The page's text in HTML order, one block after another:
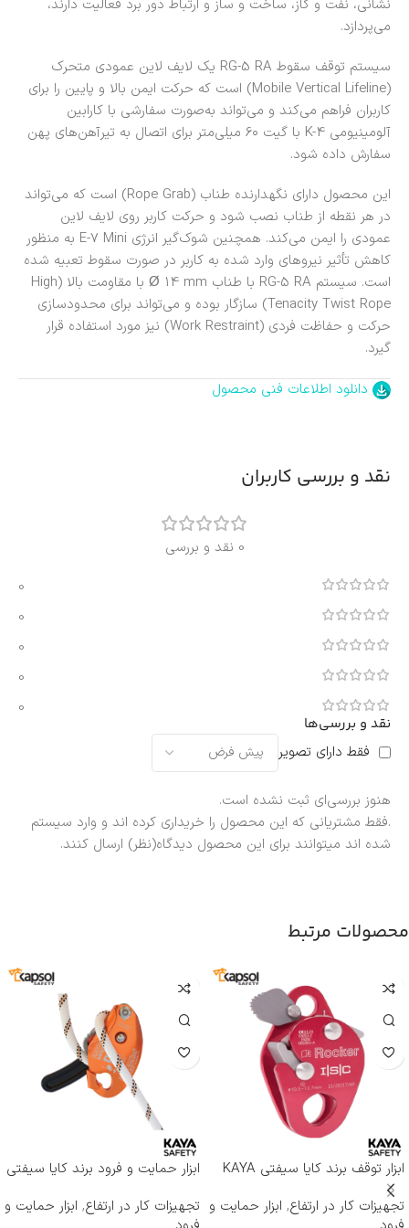
نشانی، نفت و گاز، ساخت و ساز و ارتباط دور برد فعالیت دارند،
می‌پردازد.
سیستم توقف سقوط RG-5 RA یک لایف لاین عمودی متحرک
(Mobile Vertical Lifeline) است که حرکت ایمن بالا و پایین را برای
کاربران فراهم می‌کند و می‌تواند به‌صورت سفارشی با کارابین
آلومینیومی K-4 با گیت ۶۰ میلی‌متر برای اتصال به تیرآهن‌های پهن
سفارش داده شود.
این محصول دارای نگهدارنده طناب (Rope Grab) است که می‌تواند
در هر نقطه از طناب نصب شود و حرکت کاربر روی لایف لاین
عمودی را ایمن می‌کند. همچنین شوک‌گیر انرژی E-7 Mini به منظور
کاهش تأثیر نیروهای وارد شده به کاربر در صورت سقوط تعبیه شده
است. سیستم RG-5 RA با طناب Ø 14 mm با مقاومت بالا (High
Tenacity Twist Rope) سازگار بوده و می‌تواند برای محدودسازی
حرکت و حفاظت فردی (Work Restraint) نیز مورد استفاده قرار
گیرد.
دانلود اطلاعات فنی محصول
نقد و بررسی کاربران
0 نقد و بررسی
0
0
0
0
0
نقد و بررسی‌ها
فقط دارای تصویر
هنوز بررسی‌ای ثبت نشده است.
.فقط مشتریانی که این محصول را خریداری کرده اند و وارد سیستم
شده اند میتوانند برای این محصول دیدگاه(نظر) ارسال کنند.
محصولات مرتبط
ابزار توقف برند کایا سیفتی KAYA
SAFETY مدل RP-500 ROCKER
تجهیزات کار در ارتفاع, ابزار حمایت و
ابزار حمایت و فرود برند کایا سیفتی
تجهیزات کار در ارتفاع, ابزار حمایت و